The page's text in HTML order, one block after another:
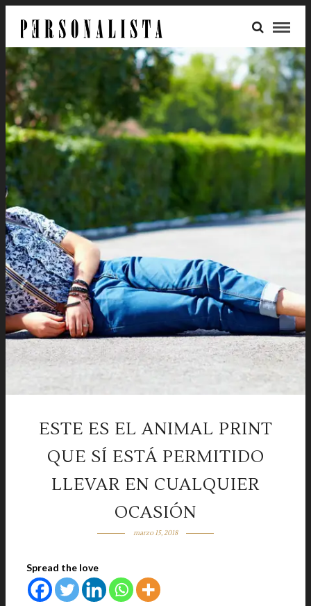
ESTE ES EL ANIMAL PRINT
QUE SÍ ESTÁ PERMITIDO
LLEVAR EN CUALQUIER
OCASIÓN
marzo 15, 2018
Spread the love